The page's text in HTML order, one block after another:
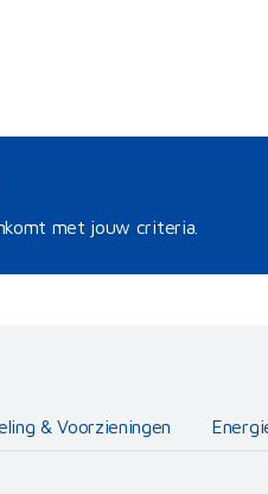
met jouw criteria.
& Voorzieningen